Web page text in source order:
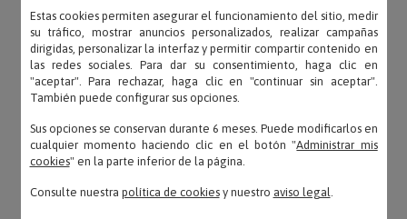
VTP – 31/05/2021
«bonita y conforme a lo esperado»
Laura – 17/07/2018
«Excelente, muy chula y buena relacion calidad
precio»
Estas cookies permiten asegurar el funcionamiento del sitio, medir
su tráfico, mostrar anuncios personalizados, realizar campañas
dirigidas, personalizar la interfaz y permitir compartir contenido en
las redes sociales. Para dar su consentimiento, haga clic en
"aceptar". Para rechazar, haga clic en "continuar sin aceptar".
También puede configurar sus opciones.
Sus opciones se conservan durante 6 meses. Puede modificarlos en
cualquier momento haciendo clic en el botón "Administrar mis
cookies" en la parte inferior de la página.
Consulte nuestra política de cookiesy nuestro aviso legal